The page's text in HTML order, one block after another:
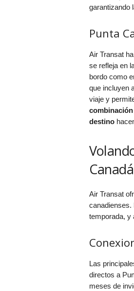
garantizando
Punta
Air Transat
se refleja en
bordo como
que incluyen
viaje y
destino
Canadá
Air Transat
canadienses.
temporada, y
Las
directos a
meses de